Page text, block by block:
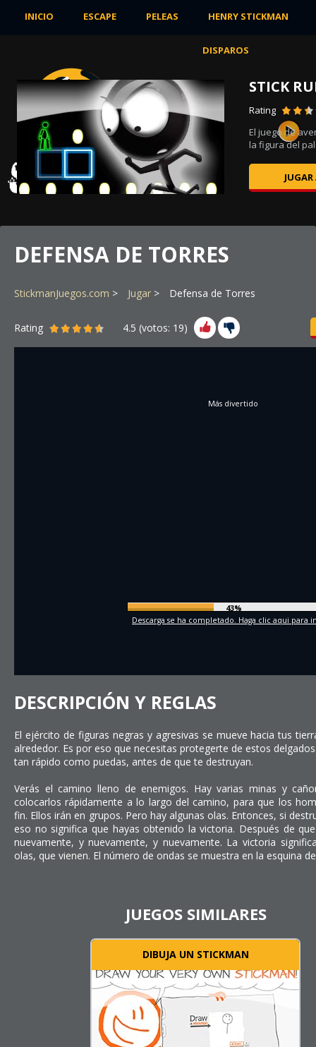
INICIO ESCAPE PELEAS HENRY STICKMAN
DISPAROS
STICK
Rating
El juego de
la figura del
DEFENSA DE TORRES
StickmanJuegos.com Jugar Defensa de Torres
Rating 4.5 (votos: 19)
Más divertido
45%
Descarga se ha completado. Haga clic aqui para
DESCRIPCIÓN Y REGLAS
El ejército de figuras negras y agresivas se mueve hacia tus
alrededor. Es por eso que necesitas protegerte de estos
tan rápido como puedas, antes de que te destruyan.
Verás el camino lleno de enemigos. Hay varias minas y
colocarlos rápidamente a lo largo del camino, para que los
fin. Ellos irán en grupos. Pero hay algunas olas. Entonces, si
eso no significa que hayas obtenido la victoria. Después de
nuevamente, y nuevamente, y nuevamente. La victoria
olas, que vienen. El número de ondas se muestra en la esquina
JUEGOS SIMILARES
DIBUJA UN STICKMAN